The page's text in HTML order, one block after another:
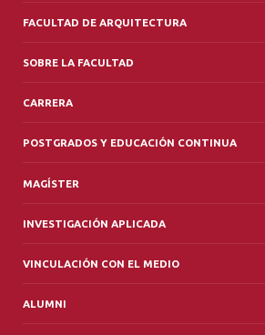
FACULTAD DE ARQUITECTURA
SOBRE LA FACULTAD
CARRERA
POSTGRADOS Y EDUCACIÓN CONTINUA
MAGÍSTER
INVESTIGACIÓN APLICADA
VINCULACIÓN CON EL MEDIO
ALUMNI